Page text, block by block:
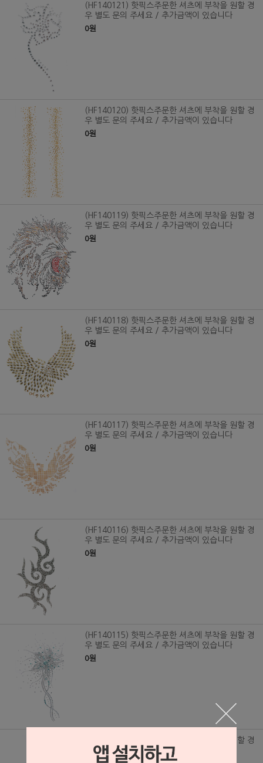
(HF140121) 핫픽스주문한 셔츠에 부착을 원할 경
우 별도 문의 주세요 / 추가금액이 있습니다
0원
(HF140120) 핫픽스주문한 셔츠에 부착을 원할 경
우 별도 문의 주세요 / 추가금액이 있습니다
0원
(HF140119) 핫픽스주문한 셔츠에 부착을 원할 경
우 별도 문의 주세요 / 추가금액이 있습니다
0원
(HF140118) 핫픽스주문한 셔츠에 부착을 원할 경
우 별도 문의 주세요 / 추가금액이 있습니다
0원
(HF140117) 핫픽스주문한 셔츠에 부착을 원할 경
우 별도 문의 주세요 / 추가금액이 있습니다
0원
(HF140116) 핫픽스주문한 셔츠에 부착을 원할 경
우 별도 문의 주세요 / 추가금액이 있습니다
0원
(HF140115) 핫픽스주문한 셔츠에 부착을 원할 경
우 별도 문의 주세요 / 추가금액이 있습니다
0원
(HF140114) 핫픽스주문한 셔츠에 부착을 원할 경
우 별도 문의 주세요 / 추가금액이 있습니다